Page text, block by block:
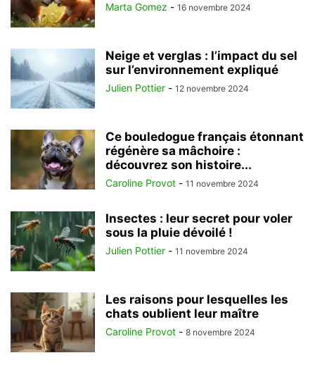
Marta Gomez - 16 novembre 2024
Neige et verglas : l’impact du sel
sur l’environnement expliqué
Julien Pottier - 12 novembre 2024
Ce bouledogue français étonnant
régénère sa mâchoire :
découvrez son histoire...
Caroline Provot - 11 novembre 2024
Insectes : leur secret pour voler
sous la pluie dévoilé !
Julien Pottier - 11 novembre 2024
Les raisons pour lesquelles les
chats oublient leur maître
Caroline Provot - 8 novembre 2024